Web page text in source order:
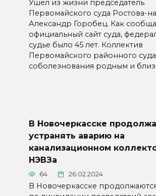
Ушёл из жизни председатель
Первомайского суда Ростова-
Александр Горобец. Как
официальный сайт суда,
судье было 45 лет. Коллектив
Первомайского районного
соболезнования родным и
В Новочеркасске
устранять аварию на
канализационном
НЭВЗа
64 26.02.2024
В Новочеркасске